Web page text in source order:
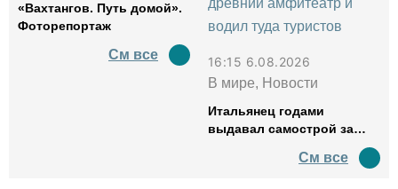
«Вахтангов. Путь домой».
Фоторепортаж
См все
16:15 6.08.2026
В мире, Новости
Итальянец годами
выдавал самострой за
водил туда туристов
См все